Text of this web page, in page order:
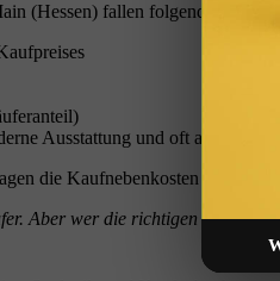
(Hessen) fallen folgende
Ausstattung und oft attraktive
die Kaufnebenkosten in
Aber wer die richtigen Ecken